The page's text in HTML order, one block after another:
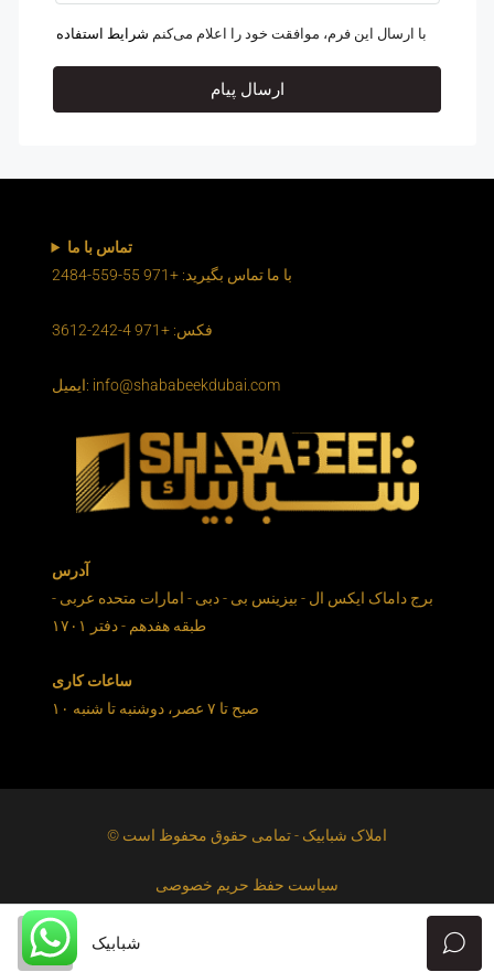
با ارسال این فرم، موافقت خود را اعلام می‌کنم شرایط استفاده
ارسال پیام
تماس با ما
با ما تماس بگیرید: +971 55-559-2484
فکس: +971 4-242-3612
ایمیل: info@shababeekdubai.com
آدرس
برج داماک ایکس ال - بیزینس بی - دبی - امارات متحده عربی -
طبقه هفدهم - دفتر ۱۷۰۱
ساعات کاری
۱۰ صبح تا ۷ عصر، دوشنبه تا شنبه
© املاک شبابیک - تمامی حقوق محفوظ است
سیاست حفظ حریم خصوصی
شبابیک